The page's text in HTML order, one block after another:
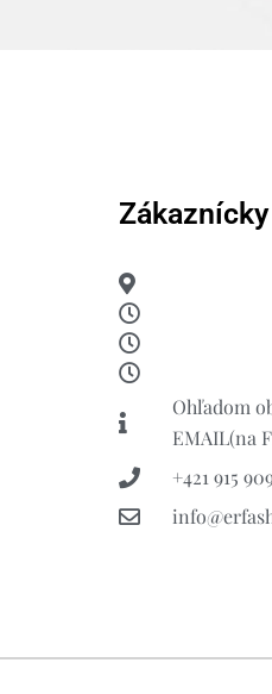
Ohľadom
EMAIL(na
+421 915